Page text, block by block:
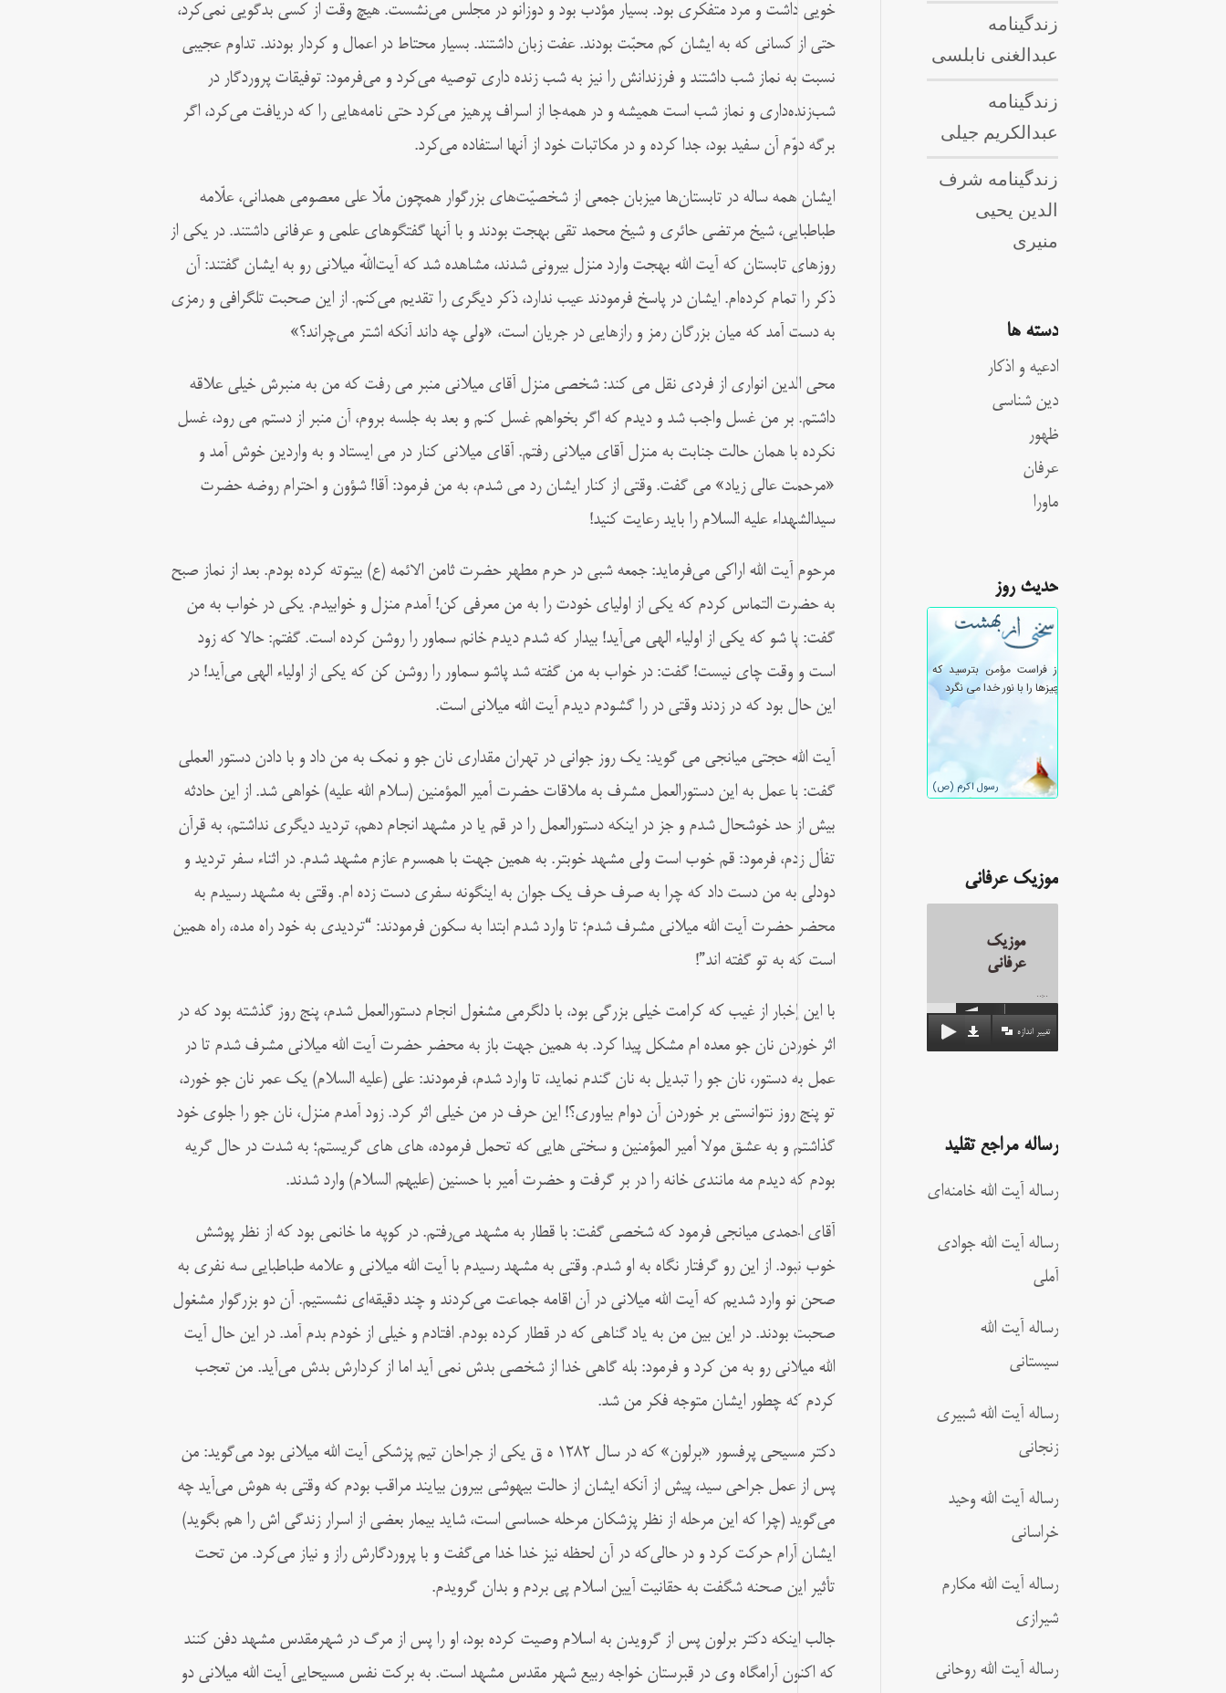
خویى داشت و مرد متفکرى بود. بسیار مؤدب بود و دوزانو در مجلس مى‏‌نشست. هیچ وقت از کسى بدگویی نمى‏‌کرد،
حتى از کسانى که به ایشان کم ‏محبّت بودند. عفت زبان داشتند. بسیار محتاط در اعمال و کردار بودند. تداوم عجیبى
نسبت به نماز شب داشتند و فرزندانش را نیز به شب ‏زنده ‏دارى توصیه مى‌‏کرد و مى‌‏فرمود: توفیقات پروردگار در
شب‏‌زنده‌‏دارى و نماز شب است همیشه و در همه‌‏جا از اسراف پرهیز مى‏‌کرد حتى نامه‏‌هایى را که دریافت مى‏‌کرد، اگر
برگه دوّم ‏آن سفید بود، جدا کرده و در مکاتبات خود از آنها استفاده مى‏‌کرد.
ایشان همه ساله در تابستان‌ها میزبان جمعى از شخصیّت‌هاى بزرگوار همچون ملّا على معصومى همدانى، علّامه
طباطبایى، شیخ مرتضى حائرى و شیخ محمد تقی بهجت بودند و با آنها گفتگوهای علمی و عرفانی داشتند. در یکى از
روزهاى تابستان که آیت الله بهجت وارد منزل بیرونى شدند، مشاهده شد که آیت‌اللّه میلانى رو به ایشان گفتند: آن
ذکر را تمام کرده‌‏ام. ایشان در پاسخ فرمودند عیب ندارد، ذکر دیگرى را تقدیم مى‌‏کنم. از این صحبت تلگرافى و رمزى
به دست آمد که میان بزرگان رمز و رازهایى در جریان است، «ولى چه داند آنکه اشتر مى‏‌چراند؟»
محی الدین انواری از فردی نقل می کند: شخصى منزل آقاى میلانى منبر مى‏ رفت که من به منبرش خیلى علاقه
داشتم. بر من غسل واجب شد و دیدم که اگر بخواهم غسل کنم و بعد به جلسه بروم، آن منبر از دستم مى ‏رود، غسل‏
نکرده با همان حالت جنابت به منزل آقاى میلانى رفتم. آقاى میلانى کنار در مى‏ ایستاد و به واردین خوش ‏آمد و
«مرحمت عالى زیاد» مى ‏گفت. وقتى از کنار ایشان رد مى ‏شدم، به من فرمود: آقا! شؤون و احترام روضه حضرت
سیدالشهداء علیه السلام را باید رعایت کنید!
مرحوم آیت الله اراکى می‌فرماید: جمعه شبى در حرم مطهر حضرت ثامن الائمه (ع) بیتوته کرده بودم. بعد از نماز صبح
به حضرت التماس کردم که یکى از اولیاى خودت را به من معرفى کن! آمدم منزل و خوابیدم. یکى در خواب به من
گفت: پا شو که یکى از اولیاء الهى مى‌‏آید! بیدار که شدم دیدم خانم سماور را روشن کرده است. گفتم: حالا که زود
است و وقت چاى نیست! گفت: در خواب به من گفته شد پاشو سماور را روشن کن که یکى از اولیاء الهى مى‌‏آید! در
این حال بود که در زدند وقتى در را گشودم دیدم آیت الله میلانى‏ است‏.
آیت الله حجتی میانجی می گوید: یک روز جوانی در تهران مقداری نان جو و نمک به من داد و با دادن دستور العملی
گفت: با عمل به این دستورالعمل مشرف به ملاقات حضرت أمیر المؤمنین (سلام الله علیه) خواهی شد. از این حادثه
بیش از حد خوشحال شدم و جز در اینکه دستورالعمل را در قم یا در مشهد انجام دهم، تردید دیگری نداشتم، به قرآن
تفأل زدم، فرمود: قم خوب است ولی مشهد خوبتر. به همین جهت با همسرم عازم مشهد شدم. در اثناء سفر تردید و
دودلی به من دست داد که چرا به صرف حرف یک جوان به اینگونه سفری دست زده ام. وقتی به مشهد رسیدم به
محضر حضرت آیت الله میلانی مشرف شدم؛ تا وارد شدم ابتدا به سکون فرمودند: “تردیدی به خود راه مده، راه همین
است که به تو گفته اند”!
با این إخبار از غیب که کرامت خیلی بزرگی بود، با دلگرمی مشغول انجام دستورالعمل شدم، پنج روز گذشته بود که در
اثر خوردن نان جو معده ام مشکل پیدا کرد. به همین جهت باز به محضر حضرت آیت الله میلانی مشرف شدم تا در
عمل به دستور، نان جو را تبدیل به نان گندم نماید، تا وارد شدم، فرمودند: علی (علیه السلام) یک عمر نان جو خورد،
تو پنج روز نتوانستی بر خوردن آن دوام بیاوری؟! این حرف در من خیلی اثر کرد. زود آمدم منزل، نان جو را جلوی خود
گذاشتم و به عشق مولا أمیر المؤمنین و سختی هایی که تحمل فرموده، های های گریستم؛ به شدت در حال گریه
بودم که دیدم مه مانندی خانه را در بر گرفت و حضرت أمیر با حسنین (علیهم السلام) وارد شدند.
آقای احمدی میانجی فرمود که شخصی گفت: با قطار به مشهد می‌رفتم. در کوپه ما خانمی بود که از نظر پوشش
خوب نبود. از اين رو گرفتار نگاه به او شدم. وقتی به مشهد رسیدم با آیت الله میلانی و علامه طباطبایی سه‌ نفری به
صحن نو وارد شدیم که آیت الله میلانی در آن اقامه جماعت می‌کردند و چند دقیقه‌ای نشستیم. آن دو بزرگوار مشغول
صحبت بودند. در این‌ بین من به یاد گناهی که در قطار کرده بودم. افتادم و خیلی از خودم بدم آمد. در اين حال آیت
الله میلانی رو به من کرد و فرمود: بله گاهی خدا از شخصی بدش نمی آید اما از کردارش بدش می‌آید. من تعجب
کردم که چطور ایشان متوجه فکر من شد.
دکتر مسیحى پرفسور «برلون» که در سال 1282 ه ق یکى از جراحان تیم پزشکى آیت الله میلانى بود می‌گوید: من
پس از عمل جراحى سید، پیش از آن‏که ایشان از حالت بیهوشى بیرون بیایند مراقب بودم که وقتى به هوش مى‌‏آید چه
مى‏‌گوید (چرا که این مرحله از نظر پزشکان مرحله حساسى است، شاید بیمار بعضى از اسرار زندگی اش را هم بگوید)
ایشان آرام حرکت کرد و در حالى‌‏که در آن لحظه نیز خدا خدا مى‏‌گفت و با پروردگارش راز و نیاز مى‏‌کرد. من تحت
تأثیر این صحنه شگفت به حقانیت آیین اسلام پى بردم و بدان گرویدم.
جالب اینکه دکتر برلون پس از گرویدن به اسلام وصیت کرده بود، او را پس از مرگ در شهرمقدس مشهد دفن کنند
که اکنون آرامگاه وى در قبرستان خواجه ربیع شهر مقدس مشهد است. به برکت نفس مسیحایى آیت الله میلانى دو
زندگینامه
عبدالغنی نابلسی
زندگینامه
عبدالکریم جیلی
زندگینامه شرف
الدین یحیی
منیری
دسته ها
ادعیه و اذکار
دین شناسی
ظهور
عرفان
ماورا
حدیث روز
موزیک عرفانی
موزیک
عرفانی
00:00
تغییر اندازه
رساله مراجع تقلید
رساله آیت الله خامنه‌ای
رساله آیت الله جوادی
آملی
رساله آیت الله
سیستانی
رساله آیت الله شبیری
زنجانی
رساله آیت الله وحید
خراسانی
رساله آیت الله مکارم
شیرازی
رساله آیت الله روحانی